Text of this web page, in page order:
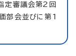
定審議会第2回
部会並びに第1